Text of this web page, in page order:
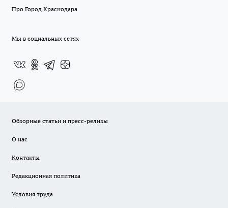
Про Город Краснодара
Мы в социальных сетях
Обзорные статьи и пресс-релизы
О нас
Контакты
Редакционная политика
Условия труда